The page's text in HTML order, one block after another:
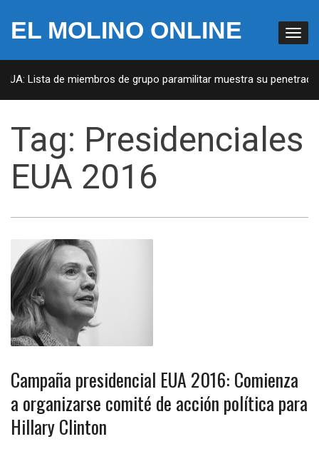
EL MOLINO ONLINE
Lista de miembros de grupo paramilitar muestra su
Tag: Presidenciales
EUA 2016
Campaña presidencial EUA 2016: Comienza
a organizarse comité de acción política para
Hillary Clinton